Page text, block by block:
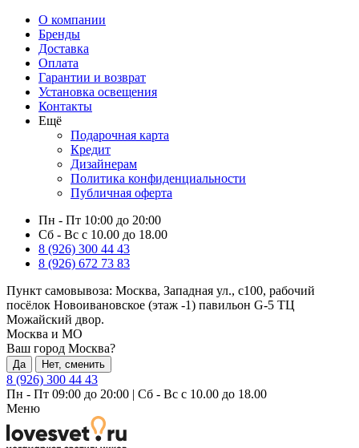
О компании
Бренды
Доставка
Оплата
Гарантии и возврат
Установка освещения
Контакты
Ещё
Подарочная карта
Кредит
Дизайнерам
Политика конфиденциальности
Публичная оферта
Пн - Пт 10:00 до 20:00
Сб - Вс с 10.00 до 18.00
8 (926) 300 44 43
8 (926) 672 73 83
Пункт самовывоза: Москва, Западная ул., с100, рабочий
посёлок Новоивановское (этаж -1) павильон G-5 ТЦ
Можайский двор.
Москва и МО
Ваш город Москва?
Да Нет, сменить
8 (926) 300 44 43
Пн - Пт 09:00 до 20:00 | Сб - Вс с 10.00 до 18.00
Меню